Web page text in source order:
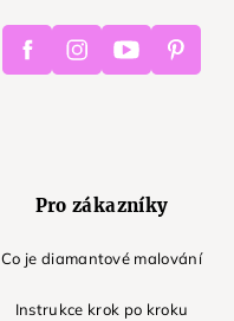
FacebookInstagramYoutube Pinterest
Pro zákazníky
Co je diamantové malování
Instrukce krok po kroku